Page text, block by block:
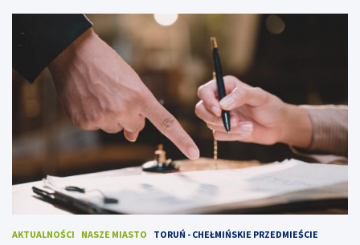
AKTUALNOŚCI NASZE MIASTO TORUŃ - CHEŁMIŃSKIE PRZEDMIEŚCIE